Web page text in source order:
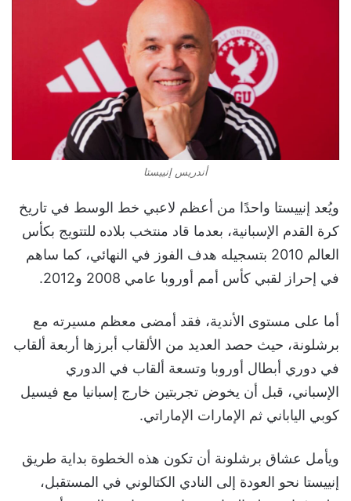
أندريس إنييستا
ويُعد إنييستا واحدًا من أعظم لاعبي خط الوسط في تاريخ
كرة القدم الإسبانية، بعدما قاد منتخب بلاده للتتويج بكأس
العالم 2010 بتسجيله هدف الفوز في النهائي، كما ساهم
في إحراز لقبي كأس أمم أوروبا عامي 2008 و2012.
أما على مستوى الأندية، فقد أمضى معظم مسيرته مع
برشلونة، حيث حصد العديد من الألقاب أبرزها أربعة ألقاب
في دوري أبطال أوروبا وتسعة ألقاب في الدوري
الإسباني، قبل أن يخوض تجربتين خارج إسبانيا مع فيسيل
كوبي الياباني ثم الإمارات الإماراتي.
ويأمل عشاق برشلونة أن تكون هذه الخطوة بداية طريق
إنييستا نحو العودة إلى النادي الكتالوني في المستقبل،